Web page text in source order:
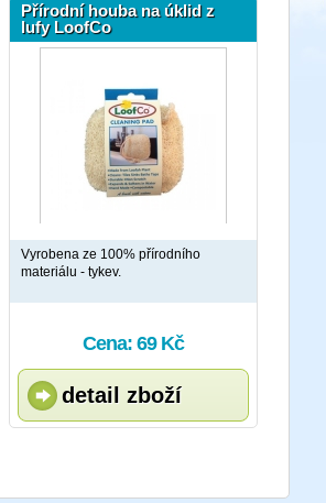
Přírodní houba na úklid z
lufy LoofCo
Vyrobena ze 100% přírodního
materiálu - tykev.
Cena: 69 Kč
detail zboží